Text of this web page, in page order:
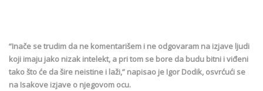
“Inače se trudim da ne komentarišem i ne odgovaram na izjave ljudi
koji imaju jako nizak intelekt, a pri tom se bore da budu bitni i viđeni
tako što će da šire neistine i laži,” napisao je Igor Dodik, osvrćući se
na Isakove izjave o njegovom ocu.